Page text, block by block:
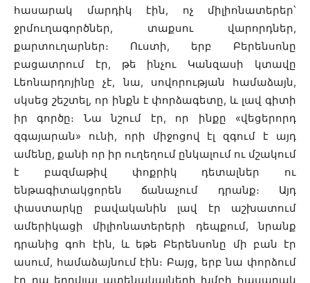
հասարակ մարդիկ էին, ոչ միլիոնատերեր՝
ջրմուղագործներ, տաքսու վարորդներ,
քարտուղարներ։ Ուստի, երբ Բերենսոնը
բացատրում էր, թե ինչու Կանզասի կտավը
Լեոնարդոյինը չէ, նա, սովորության համաձայն,
սկսեց շեշտել, որ ինքն է փորձագետը, և լավ գիտի
իր գործը։ Նա նշում էր, որ ինքը «վեցերորդ
զգայարան» ունի, որի միջոցով էլ զգում է այդ
ամենը, քանի որ իր ուղեղում ընկալում ու մշակում
է բազմաթիվ փոքրիկ դետալներ ու
ենթագիտակցորեն ճանաչում դրանք։ Այդ
փաստարկը բավականին լավ էր աշխատում
ամերիկացի միլիոնատերերի դեպքում, նրանք
դրանից գոհ էին, և եթե Բերենսոնը մի բան էր
ասում, համաձայնում էին։ Բայց, երբ նա փորձում
էր դա երդվյալ ատենակալների խմբի հասարակ